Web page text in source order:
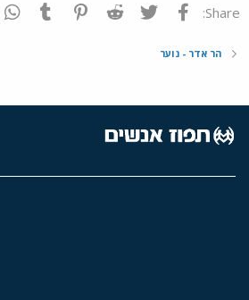
Share: פייסבוק Twitter
Reddit
Pinterest
Tumblr
הר אדר - נוער